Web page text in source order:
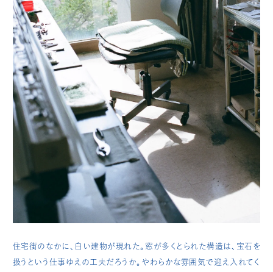
住宅街のなかに、白い建物が現れた。窓が多くとられた構造は、宝石を
扱うという仕事ゆえの工夫だろうか。やわらかな雰囲気で迎え入れてく